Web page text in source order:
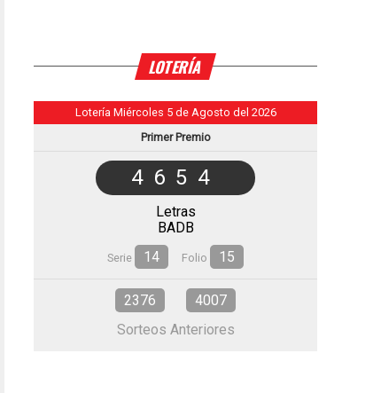
LOTERÍA
Lotería Miércoles 5 de Agosto del 2026
Primer Premio
4654
Letras
BADB
Serie 14 Folio 15
2376
4007
Sorteos Anteriores